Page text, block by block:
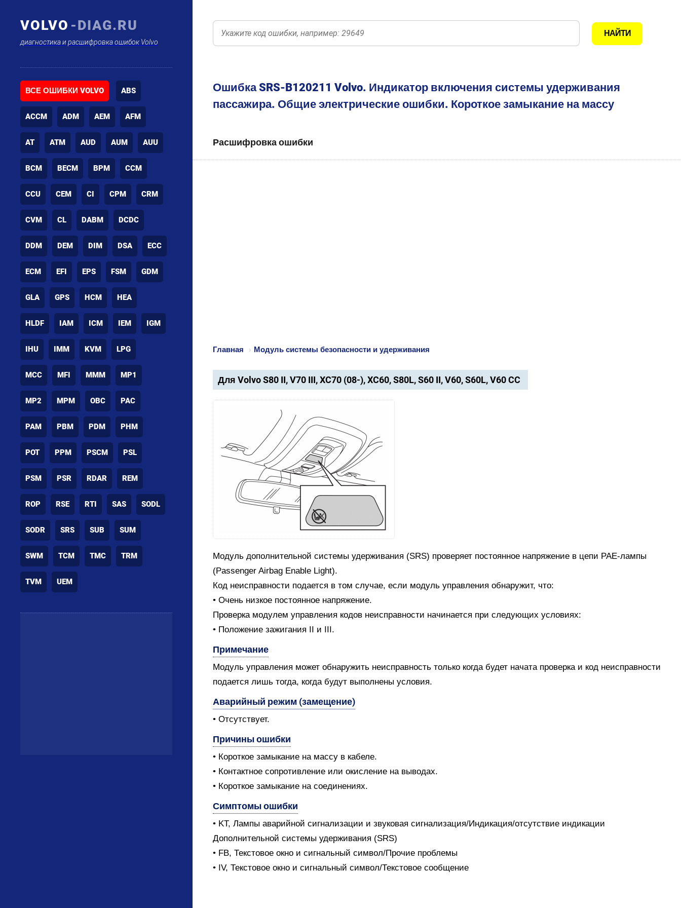
VOLVO -DIAG.RU
диагностика и расшифровка ошибок Volvo
ВСЕ ОШИБКИ VOLVO ABS
ACCM ADM AEM AFM
AT ATM AUD AUM AUU
BCM BECM BPM CCM
CCU CEM CI CPM CRM
CVM CL DABM DCDC
DDM DEM DIM DSA ECC
ECM EFI EPS FSM GDM
GLA GPS HCM HEA
HLDF IAM ICM IEM IGM
IHU IMM KVM LPG
MCC MFI MMM MP1
MP2 MPM OBC PAC
PAM PBM PDM PHM
POT PPM PSCM PSL
PSM PSR RDAR REM
ROP RSE RTI SAS SODL
SODR SRS SUB SUM
SWM TCM TMC TRM
TVM UEM
Ошибка SRS-B120211 Volvo. Индикатор включения системы удерживания
пассажира. Общие электрические ошибки. Короткое замыкание на массу
Расшифровка ошибки
Главная › Модуль системы безопасности и удерживания
Для Volvo S80 II, V70 III, XC70 (08-), XC60, S80L, S60 II, V60, S60L, V60 CC
Модуль дополнительной системы удерживания (SRS) проверяет постоянное напряжение в цепи PAE-лампы
(Passenger Airbag Enable Light).
Код неисправности подается в том случае, если модуль управления обнаружит, что:
• Очень низкое постоянное напряжение.
Проверка модулем управления кодов неисправности начинается при следующих условиях:
• Положение зажигания II и III.
Примечание
Модуль управления может обнаружить неисправность только когда будет начата проверка и код неисправности
подается лишь тогда, когда будут выполнены условия.
Аварийный режим (замещение)
• Отсутствует.
Причины ошибки
• Короткое замыкание на массу в кабеле.
• Контактное сопротивление или окисление на выводах.
• Короткое замыкание на соединениях.
Симптомы ошибки
• KT, Лампы аварийной сигнализации и звуковая сигнализация/Индикация/отсутствие индикации
Дополнительной системы удерживания (SRS)
• FB, Текстовое окно и сигнальный символ/Прочие проблемы
• IV, Текстовое окно и сигнальный символ/Текстовое сообщение